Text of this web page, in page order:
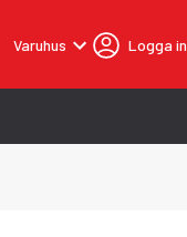
Varuhus Logga in